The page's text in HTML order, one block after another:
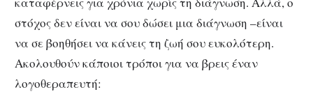
στόχος δεν είναι να σου δώσει μια διάγνωση –είναι
να σε βοηθήσει να κάνεις τη ζωή σου ευκολότερη.
Ακολουθούν κάποιοι τρόποι για να βρεις έναν
λογοθεραπευτή: